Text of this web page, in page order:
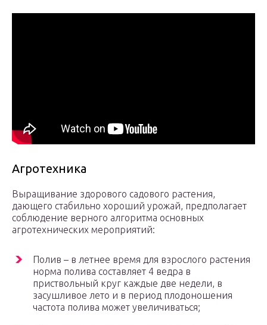
Агротехника
Выращивание здорового садового растения,
дающего стабильно хороший урожай, предполагает
соблюдение верного алгоритма основных
агротехнических мероприятий:
Полив – в летнее время для взрослого растения
норма полива составляет 4 ведра в
приствольный круг каждые две недели, в
засушливое лето и в период плодоношения
частота полива может увеличиваться;